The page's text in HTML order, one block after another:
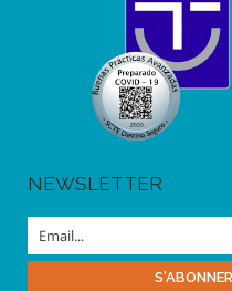
NEWSLETTER